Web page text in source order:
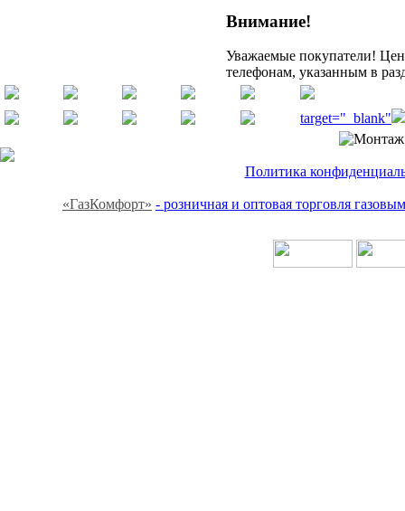
Внимание!
Уважаемые покупатели!
телефонам, указанным в
target="_blank"
Политика
«ГазКомфорт» - розничная и оптовая торговля